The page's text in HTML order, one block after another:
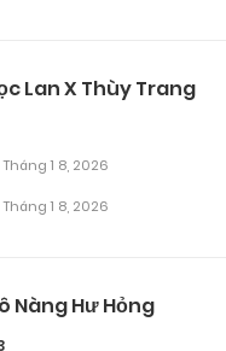
Lan X Thùy Trang
Tháng 1 8, 2026
Tháng 1 8, 2026
Nàng Hư Hỏng